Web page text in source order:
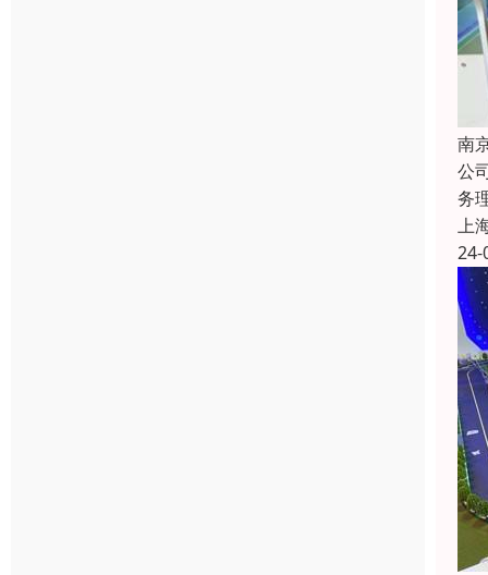
南
公
务
上
24-